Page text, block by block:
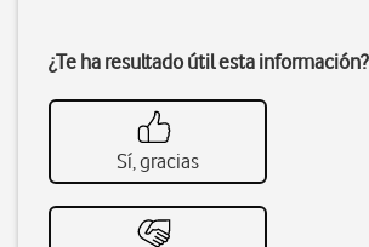
¿Te ha resultado útil esta información?
Sí, gracias